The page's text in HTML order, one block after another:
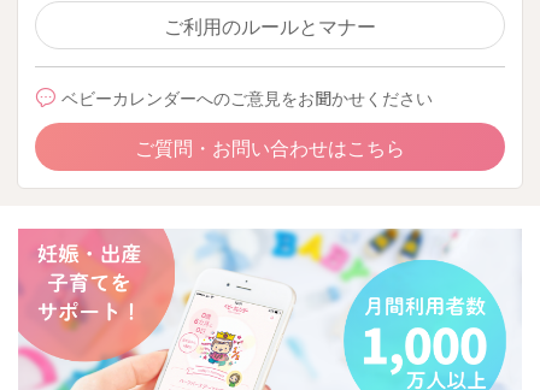
ご利用のルールとマナー
ベビーカレンダーへのご意見をお聞かせください
ご質問・お問い合わせはこちら